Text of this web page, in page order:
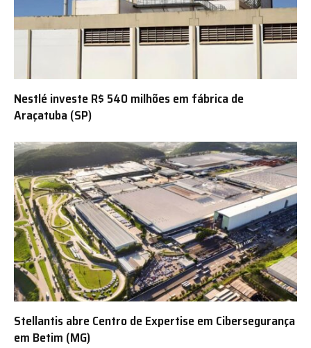
Nestlé investe R$ 540 milhões em fábrica de
Araçatuba (SP)
Stellantis abre Centro de Expertise em Cibersegurança
em Betim (MG)